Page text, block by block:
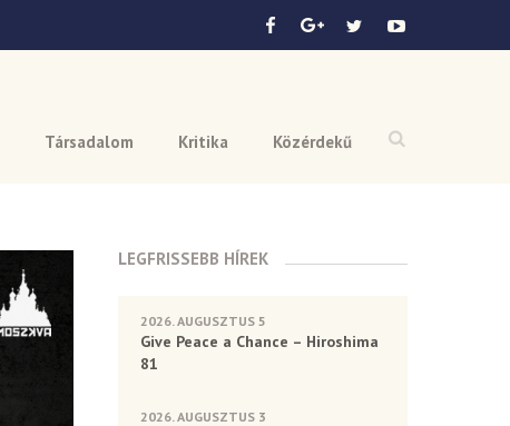
Társadalom Kritika Közérdekű
LEGFRISSEBB HÍREK
2026. AUGUSZTUS 5
Give Peace a Chance – Hiroshima
81
2026. AUGUSZTUS 3